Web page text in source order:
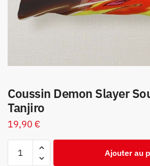
Coussin Demon Slayer
Tanjiro
19,90 €
Ajouter au